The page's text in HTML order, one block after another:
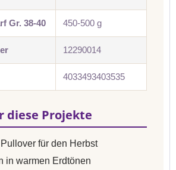
Gr. 38-40 450-500 g
12290014
4033493403535
diese Projekte
für den Herbst
in warmen Erdtönen